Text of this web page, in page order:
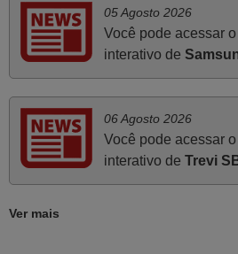
passando pelos códigos.
tinha explicado como funcionar.
tinham comandos universais mas
Muito atenciosos. Funciona na
05 Agosto 2026
Você pode acessar
interativo de
06 Agosto 2026
Você pode acessar
interativo de Trevi
Ver mais